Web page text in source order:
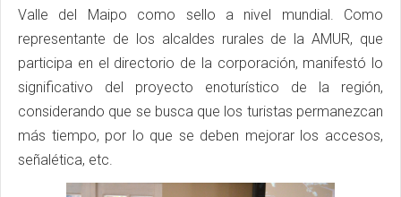
Valle del Maipo como sello a nivel mundial. Como
representante de los alcaldes rurales de la AMUR, que
participa en el directorio de la corporación, manifestó lo
significativo del proyecto enoturístico de la región,
considerando que se busca que los turistas permanezcan
más tiempo, por lo que se deben mejorar los accesos,
señalética, etc.